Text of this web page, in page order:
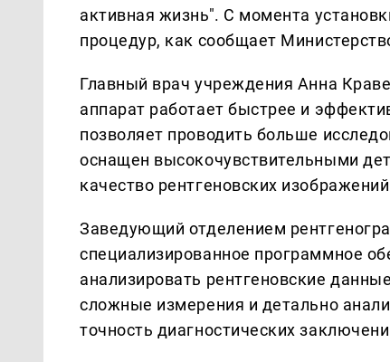
активная жизнь". С момента
процедур, как сообщает
Главный врач учреждения Анна
аппарат работает быстрее и
позволяет проводить больше
оснащен высокочувствительными
качество рентгеновских
Заведующий отделением
специализированное программное
анализировать рентгеновские
сложные измерения и детально
точность диагностических